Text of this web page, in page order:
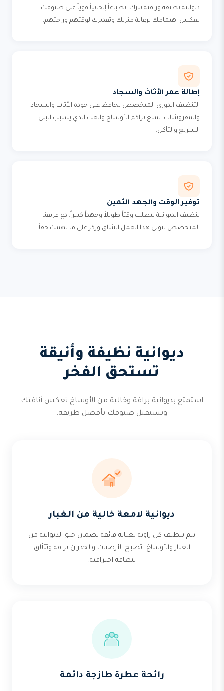
ديوانية نظيفة وراقية تترك انطباعاً إيجابياً قوياً على ضيوفك.
تعكس اهتمامك برعاية منزلك وتقديرك لوقتهم وراحتهم.
إطالة عمر الأثاث والسجاد
التنظيف الدوري المتخصص يحافظ على جودة الأثاث والسجاد
والمفروشات. يمنع تراكم الأوساخ والعث الذي يسبب البلى
السريع والتآكل.
توفير الوقت والجهد الثمين
تنظيف الديوانية يتطلب وقتاً طويلاً وجهداً كبيراً. دع فريقنا
المتخصص يتولى هذا العمل الشاق وركز على ما يهمك حقاً.
ديوانية نظيفة وأنيقة
تستحق الفخر
استمتع بديوانية براقة وخالية من الأوساخ تعكس أناقتك
وتستقبل ضيوفك بأفضل طريقة.
ديوانية لامعة خالية من الغبار
يتم تنظيف كل زاوية بعناية فائقة لضمان خلو الديوانية من
الغبار والأوساخ. تصبح الأرضيات والجدران براقة وتتألق
بنظافة احترافية.
رائحة عطرة طازجة دائمة